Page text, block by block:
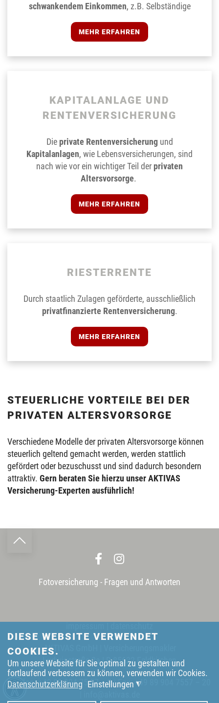
DIESE WEBSITE VERWENDET
COOKIES.
Um unsere Website für Sie optimal zu gestalten und
fortlaufend verbessern zu können, verwenden wir Cookies.
Datenschutzerklärung Einstellungen ◮
schwankendem Einkommen, z.B. Selbständige
MEHR ERFAHREN
KAPITALANLAGE UND
RENTENVERSICHERUNG
Die private Rentenversicherung und
Kapitalanlagen, wie Lebensversicherungen, sind
nach wie vor ein wichtiger Teil der privaten
Altersvorsorge.
MEHR ERFAHREN
RIESTERRENTE
Durch staatlich Zulagen geförderte, ausschließlich
privatfinanzierte Rentenversicherung.
MEHR ERFAHREN
STEUERLICHE VORTEILE BEI DER
PRIVATEN ALTERSVORSORGE
Verschiedene Modelle der privaten Altersvorsorge können
steuerlich geltend gemacht werden, werden stattlich
gefördert oder bezuschusst und sind dadurch besondern
attraktiv. Gern beraten Sie hierzu unser AKTIVAS
Versicherung-Experten ausführlich!
Fotoversicherung - Fragen und Antworten
AKTIVAS GmbH | Versicherungsmakler
Ludwigstraße 2a | D-85622 Feldkirchen
Telefon:+49 89 904 75 57 – 0| Fax: +49 89 904 7557 – 20